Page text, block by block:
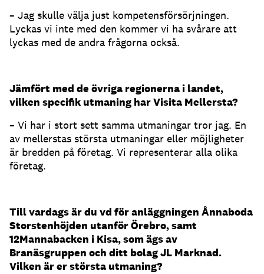
– Jag skulle välja just kompetensförsörjningen.
Lyckas vi inte med den kommer vi ha svårare att
lyckas med de andra frågorna också.
Jämfört med de övriga regionerna i landet,
vilken specifik utmaning har Visita Mellersta?
– Vi har i stort sett samma utmaningar tror jag. En
av mellerstas största utmaningar eller möjligheter
är bredden på företag. Vi representerar alla olika
företag.
Till vardags är du vd för anläggningen Ånnaboda
Storstenhöjden utanför Örebro, samt
12Mannabacken i Kisa, som ägs av
Branäsgruppen och ditt bolag JL Marknad.
Vilken är er största utmaning?